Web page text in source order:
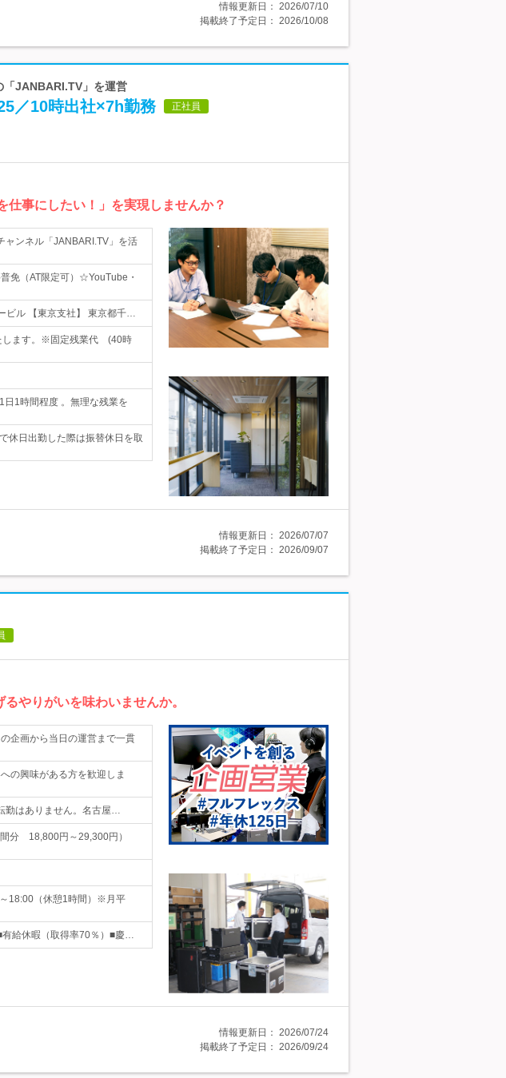
情報更新日： 2026/07/10
掲載終了予定日： 2026/10/08
「JANBARI.TV」を運営
／10時出社×7h勤務 正社員
事にしたい！」を実現しませんか？
ャンネル「JANBARI.TV」を活
免（AT限定可）☆YouTube・
ビル 【東京支社】 東京都千…
します。※固定残業代 (40時
1時間程度 。無理な残業を
休日出勤した際は振替休日を取
情報更新日： 2026/07/07
掲載終了予定日： 2026/09/07
やりがいを味わいませんか。
企画から当日の運営まで一貫
の興味がある方を歓迎しま
勤はありません。名古屋…
分 18,800円～29,300円）
18:00（休憩1時間）※月平
有給休暇（取得率70％）■慶…
情報更新日： 2026/07/24
掲載終了予定日： 2026/09/24